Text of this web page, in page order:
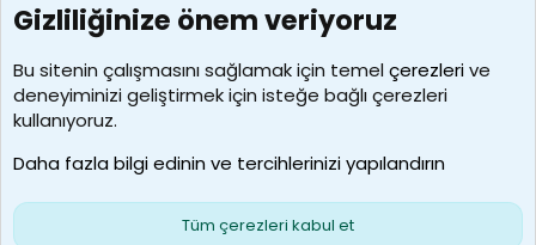
7390
Kullanıcılar
MosesBrownHayranı
Son üye
Çerezler
S
Gizliliğinize önem veriyoruz
Bu sitenin çalışmasını sağlamak için temelçerezlerive
deneyiminizi geliştirmek için isteğe bağlı çerezleri
kullanıyoruz.
Daha fazla bilgi edinin ve tercihlerinizi yapılandırın
Tüm çerezleri kabul et